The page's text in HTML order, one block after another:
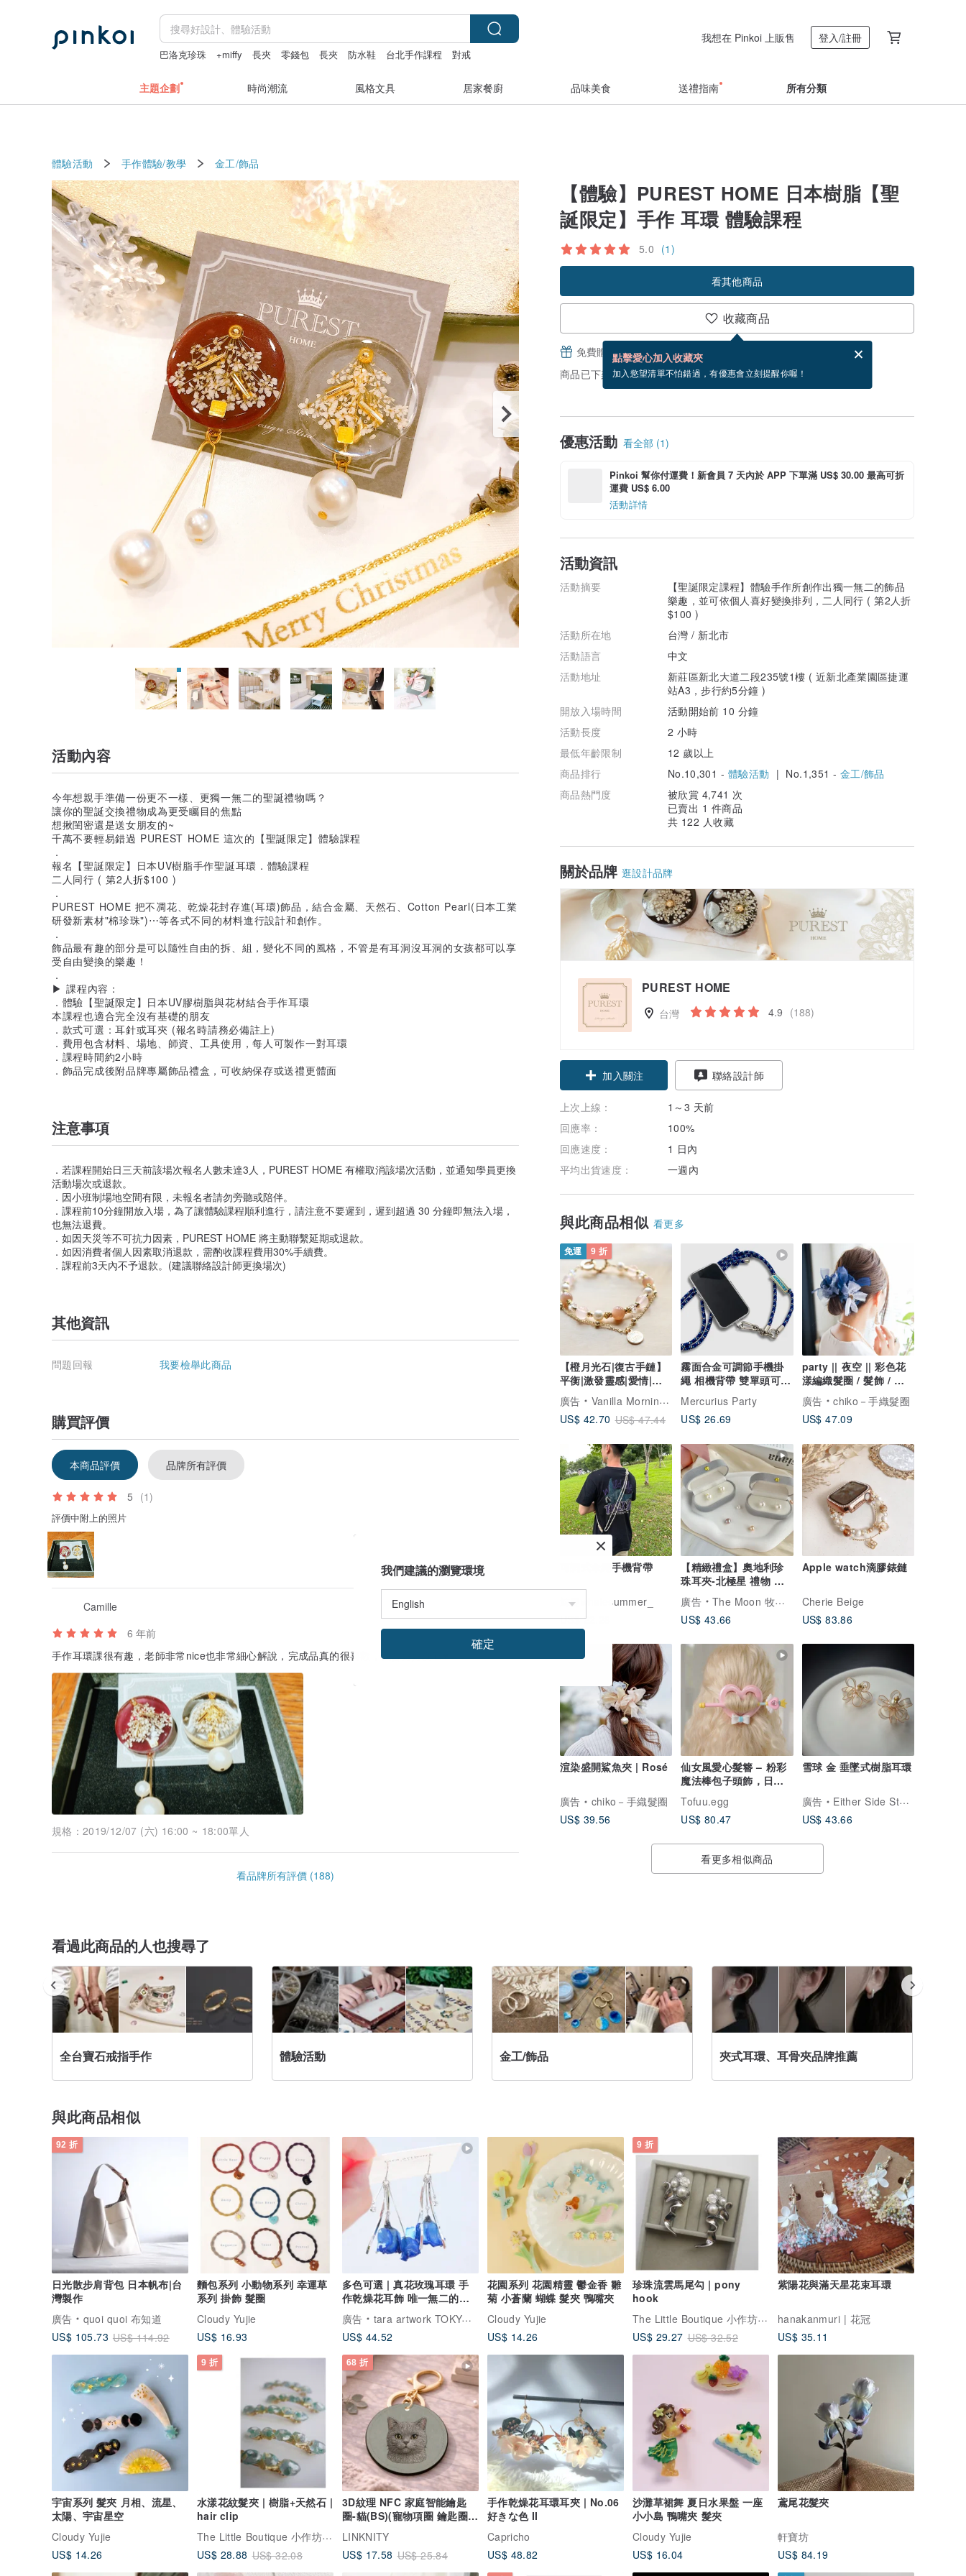
巴洛克珍珠 +miffy 長夾 零錢包 長夾 防水鞋 台北手作課程 對戒
我想在 Pinkoi 上販售 登入/註冊
主題企劃 時尚潮流 風格文具 居家餐廚 品味美食 送禮指南 所有分類
體驗活動 手作體驗/教學 金工/飾品
【體驗】PUREST HOME 日本樹脂【聖
誕限定】手作 耳環 體驗課程
5.0 (1)
看其他商品
收藏商品
點擊愛心加入收藏夾
加入慾望清單不怕錯過，有優惠會立刻提醒你喔！
免費贈送電子賀卡，結帳完成後填寫
商品已下架，請重新選取其他商品
優惠活動 看全部 (1)
Pinkoi 幫你付運費！新會員 7 天內於 APP 下單滿 US$ 30.00 最高可折
運費 US$ 6.00
活動詳情
活動資訊
活動摘要
【聖誕限定課程】體驗手作所創作出獨一無二的飾品
樂趣，並可依個人喜好變換排列，二人同行 ( 第2人折
$100 )
活動所在地
台灣 / 新北市
活動語言
中文
活動地址
新莊區新北大道二段235號1樓 ( 近新北產業園區捷運
站A3，步行約5分鐘 )
開放入場時間
活動開始前 10 分鐘
活動長度
2 小時
最低年齡限制
12 歲以上
商品排行
No.10,301 - 體驗活動 | No.1,351 -金工/飾品
商品熱門度
被欣賞 4,741 次
已賣出 1 件商品
共 122 人收藏
關於品牌 逛設計品牌
PUREST HOME
台灣 4.9 (188)
加入關注 聯絡設計師
上次上線：
1～3 天前
回應率：
100%
回應速度：
1 日內
平均出貨速度：
一週內
與此商品相似 看更多
免運 9 折
【橙月光石|復古手鏈】
平衡|激發靈感|愛情|增
強魅力|自信
廣告
Vanilla Morning 香草的早上
US$ 42.70 US$ 47.44
霧面合金可調節手機掛
繩 相機背帶 雙單頭可切
Mercurius Party
US$ 26.69
party || 夜空 || 彩色花
漾編織髮圈 / 髮飾 / 細
髮圈
廣告
chiko－手織髮圈
US$ 47.09
可調式傘繩手機背帶
鯨夏whalesummer_
US$ 22.28
【精緻禮盒】奧地利珍
珠耳夾-北極星 禮物 耳
環 高級感 耳針
廣告
The Moon 牧光質感飾品
US$ 43.66
Apple watch滴膠錶鏈
Cherie Beige
US$ 83.86
渲染盛開鯊魚夾 | Rosé
廣告
chiko－手織髮圈
US$ 39.56
仙女風愛心髮簪 – 粉彩
魔法棒包子頭飾，日系
可愛手作飾品
Tofuu.egg
US$ 80.47
雪球 金 垂墜式樹脂耳環
廣告
Either Side Store
US$ 43.66
看更多相似商品
活動內容
今年想親手準備一份更不一樣、更獨一無二的聖誕禮物嗎？
讓你的聖誕交換禮物成為更受矚目的焦點
想揪閨密還是送女朋友的~
千萬不要輕易錯過 PUREST HOME 這次的【聖誕限定】體驗課程
．
報名【聖誕限定】日本UV樹脂手作聖誕耳環．體驗課程
二人同行 ( 第2人折$100 )
．
PUREST HOME 把不凋花、乾燥花封存進(耳環)飾品，結合金屬、天然石、Cotton Pearl(日本工業
研發新素材"棉珍珠")⋯等各式不同的材料進行設計和創作。
．
飾品最有趣的部分是可以隨性自由的拆、組，變化不同的風格，不管是有耳洞沒耳洞的女孩都可以享
受自由變換的樂趣！
．
▶ 課程內容：
．體驗【聖誕限定】日本UV膠樹脂與花材結合手作耳環
本課程也適合完全沒有基礎的朋友
．款式可選：耳針或耳夾 (報名時請務必備註上)
．費用包含材料、場地、師資、工具使用，每人可製作一對耳環
．課程時間約2小時
．飾品完成後附品牌專屬飾品禮盒，可收納保存或送禮更體面
注意事項
．若課程開始日三天前該場次報名人數未達3人，PUREST HOME 有權取消該場次活動，並通知學員更換
活動場次或退款。
．因小班制場地空間有限，未報名者請勿旁聽或陪伴。
．課程前10分鐘開放入場，為了讓體驗課程順利進行，請注意不要遲到，遲到超過 30 分鐘即無法入場，
也無法退費。
．如因天災等不可抗力因素，PUREST HOME 將主動聯繫延期或退款。
．如因消費者個人因素取消退款，需酌收課程費用30%手續費。
．課程前3天內不予退款。(建議聯絡設計師更換場次)
其他資訊
問題回報 我要檢舉此商品
購買評價
本商品評價 品牌所有評價
5 (1)
評價中附上的照片
Camille
6 年前
手作耳環課很有趣，老師非常nice也非常細心解說，完成品真的很喜歡，我會好好愛它♥
規格：2019/12/07 (六) 16:00 ~ 18:00單人
看品牌所有評價 (188)
看過此商品的人也搜尋了
全台寶石戒指手作 體驗活動 金工/飾品 夾式耳環、耳骨夾品牌推薦
與此商品相似
92 折
日光散步肩背包 日本帆布|台
灣製作
廣告
quoi quoi 布知道
US$ 105.73 US$ 114.92
麵包系列 小動物系列 幸運草
系列 掛飾 髮圈
Cloudy Yujie
US$ 16.93
多色可選 | 真花玫瑰耳環 手
作乾燥花耳飾 唯一無二的浪
漫
廣告
tara artwork TOKYO | 真實玫瑰
US$ 44.52
花園系列 花園精靈 鬱金香 雛
菊 小蒼蘭 蝴蝶 髮夾 鴨嘴夾
Cloudy Yujie
US$ 14.26
9 折
珍珠流雲馬尾勾 | pony
hook
The Little Boutique 小作坊手工輕珠寶
US$ 29.27 US$ 32.52
紫陽花與滿天星花束耳環
hanakanmuri | 花冠
US$ 35.11
宇宙系列 髮夾 月相、流星、
太陽、宇宙星空
Cloudy Yujie
US$ 14.26
9 折
水漾花紋髮夾 | 樹脂+天然石 |
hair clip
The Little Boutique 小作坊手工輕珠寶
US$ 28.88 US$ 32.08
68 折
3D紋理 NFC 家庭智能鑰匙
圈-貓(BS)(寵物項圈 鑰匙圈)
LINKNITY
US$ 17.58 US$ 25.84
手作乾燥花耳環耳夾 | No.06
好きな色 II
Capricho
US$ 48.82
沙灘草裙舞 夏日水果盤 一座
小小島 鴨嘴夾 髮夾
Cloudy Yujie
US$ 16.04
鳶尾花髮夾
軒寶坊
US$ 84.19
我們建議的瀏覽環境
確定